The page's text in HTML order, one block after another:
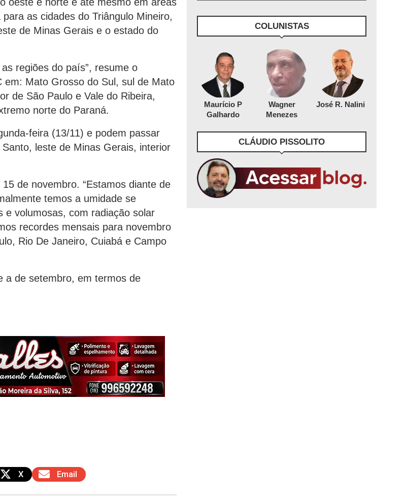
as cidades do Triângulo Mineiro,
de Minas Gerais e o estado do
regiões do país”, resume o
em: Mato Grosso do Sul, sul de Mato
de São Paulo e Vale do Ribeira,
norte do Paraná.
feira (13/11) e podem passar
leste de Minas Gerais, interior
de novembro. “Estamos diante de
temos a umidade se
e volumosas, com radiação solar
recordes mensais para novembro
Rio De Janeiro, Cuiabá e Campo
a de setembro, em termos de
X Email
COLUNISTAS
Maurício P
Galhardo
Wagner
Menezes
José R. Nalini
CLÁUDIO PISSOLITO